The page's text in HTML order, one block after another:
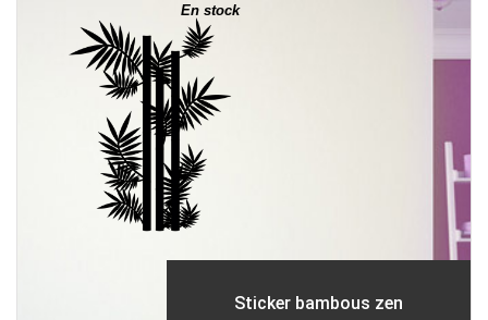
En stock
Sticker bambous zen